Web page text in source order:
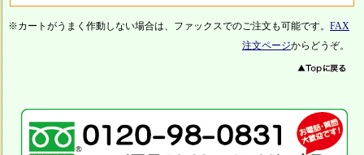
※カートがうまく作動しない場合は、ファックスでのご注文も可能です。 FAX
注文ページからどうぞ。